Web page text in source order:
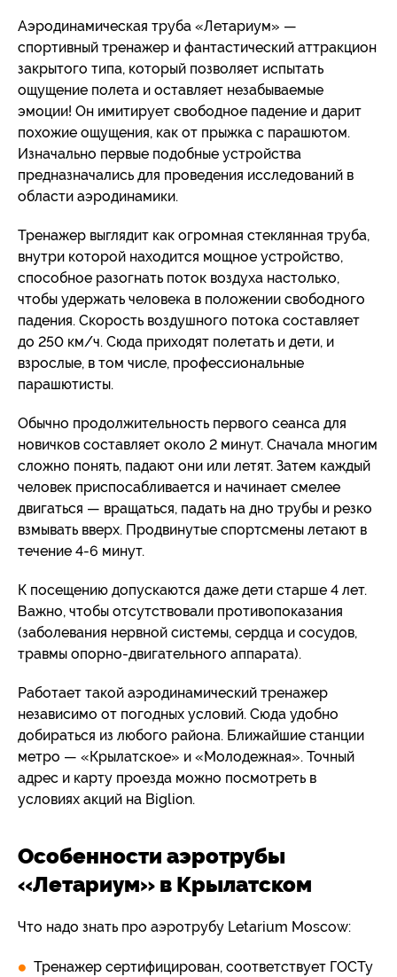
Аэродинамическая труба «Летариум» —
спортивный тренажер и фантастический аттракцион
закрытого типа, который позволяет испытать
ощущение полета и оставляет незабываемые
эмоции! Он имитирует свободное падение и дарит
похожие ощущения, как от прыжка с парашютом.
Изначально первые подобные устройства
предназначались для проведения исследований в
области аэродинамики.
Тренажер выглядит как огромная стеклянная труба,
внутри которой находится мощное устройство,
способное разогнать поток воздуха настолько,
чтобы удержать человека в положении свободного
падения. Скорость воздушного потока составляет
до 250 км/ч. Сюда приходят полетать и дети, и
взрослые, в том числе, профессиональные
парашютисты.
Обычно продолжительность первого сеанса для
новичков составляет около 2 минут. Сначала многим
сложно понять, падают они или летят. Затем каждый
человек приспосабливается и начинает смелее
двигаться — вращаться, падать на дно трубы и резко
взмывать вверх. Продвинутые спортсмены летают в
течение 4-6 минут.
К посещению допускаются даже дети старше 4 лет.
Важно, чтобы отсутствовали противопоказания
(заболевания нервной системы, сердца и сосудов,
травмы опорно-двигательного аппарата).
Работает такой аэродинамический тренажер
независимо от погодных условий. Сюда удобно
добираться из любого района. Ближайшие станции
метро — «Крылатское» и «Молодежная». Точный
адрес и карту проезда можно посмотреть в
условиях акций на Biglion.
Особенности аэротрубы
«Летариум» в Крылатском
Что надо знать про аэротрубу Letarium Moscow:
Тренажер сертифицирован, соответствует ГОСТу